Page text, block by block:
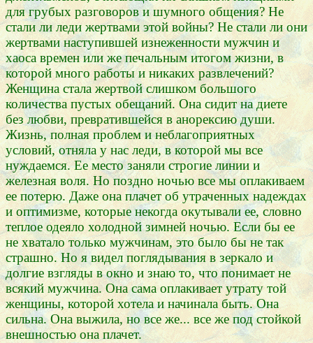
для грубых разговоров и шумного общения? Не
стали ли леди жертвами этой войны? Не стали ли они
жертвами наступившей изнеженности мужчин и
хаоса времен или же печальным итогом жизни, в
которой много работы и никаких развлечений?
Женщина стала жертвой слишком большого
количества пустых обещаний. Она сидит на диете
без любви, превратившейся в анорексию души.
Жизнь, полная проблем и неблагоприятных
условий, отняла у нас леди, в которой мы все
нуждаемся. Ее место заняли строгие линии и
железная воля. Но поздно ночью все мы оплакиваем
ее потерю. Даже она плачет об утраченных надеждах
и оптимизме, которые некогда окутывали ее, словно
теплое одеяло холодной зимней ночью. Если бы ее
не хватало только мужчинам, это было бы не так
страшно. Но я видел поглядывания в зеркало и
долгие взгляды в окно и знаю то, что понимает не
всякий мужчина. Она сама оплакивает утрату той
женщины, которой хотела и начинала быть. Она
сильна. Она выжила, но все же... все же под стойкой
внешностью она плачет.